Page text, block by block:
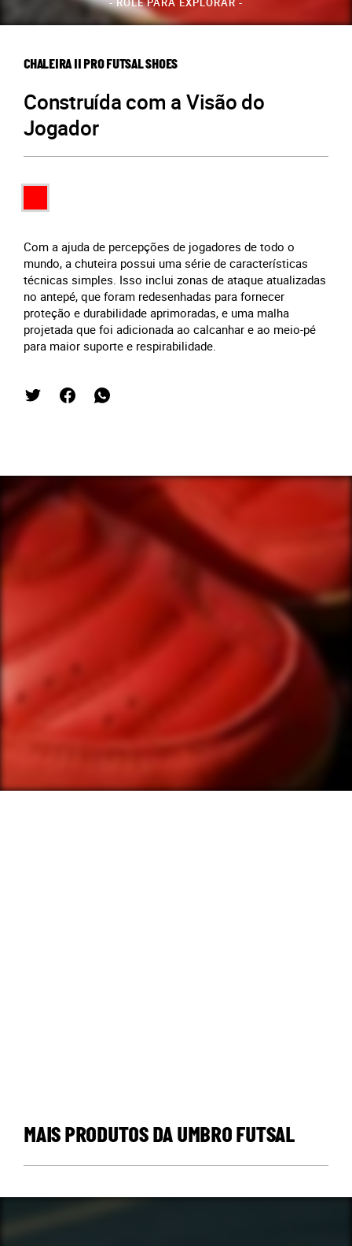
CHALEIRA II PRO FUTSAL SHOES
Construída com a Visão do
Jogador
Com a ajuda de percepções de jogadores de todo o
mundo, a chuteira possui uma série de características
técnicas simples. Isso inclui zonas de ataque atualizadas
no antepé, que foram redesenhadas para fornecer
proteção e durabilidade aprimoradas, e uma malha
projetada que foi adicionada ao calcanhar e ao meio-pé
para maior suporte e respirabilidade.
MAIS PRODUTOS DA UMBRO FUTSAL